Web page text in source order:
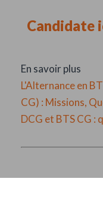
Candidate
En savoir plus
L'Alternance en
CG) : Missions,
DCG et BTS CG :